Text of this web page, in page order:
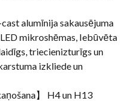
alumīnija sakausējuma
mikroshēmas, Iebūvēta
triecienizturīgs un
izkliede un
】 H4 un H13